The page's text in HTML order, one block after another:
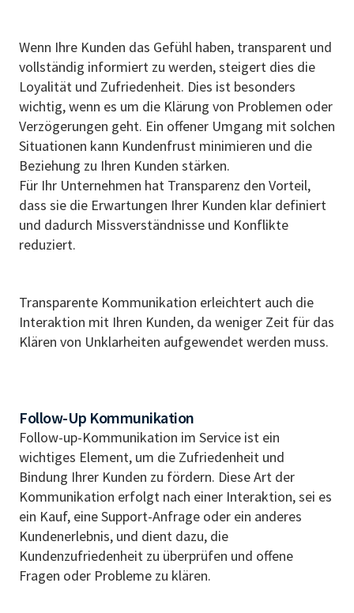
Wenn Ihre Kunden das Gefühl haben, transparent und
vollständig informiert zu werden, steigert dies die
Loyalität und Zufriedenheit. Dies ist besonders
wichtig, wenn es um die Klärung von Problemen oder
Verzögerungen geht. Ein offener Umgang mit solchen
Situationen kann Kundenfrust minimieren und die
Beziehung zu Ihren Kunden stärken.
Für Ihr Unternehmen hat Transparenz den Vorteil,
dass sie die Erwartungen Ihrer Kunden klar definiert
und dadurch Missverständnisse und Konflikte
reduziert.
Transparente Kommunikation erleichtert auch die
Interaktion mit Ihren Kunden, da weniger Zeit für das
Klären von Unklarheiten aufgewendet werden muss.
Follow-Up Kommunikation
Follow-up-Kommunikation im Service ist ein
wichtiges Element, um die Zufriedenheit und
Bindung Ihrer Kunden zu fördern. Diese Art der
Kommunikation erfolgt nach einer Interaktion, sei es
ein Kauf, eine Support-Anfrage oder ein anderes
Kundenerlebnis, und dient dazu, die
Kundenzufriedenheit zu überprüfen und offene
Fragen oder Probleme zu klären.